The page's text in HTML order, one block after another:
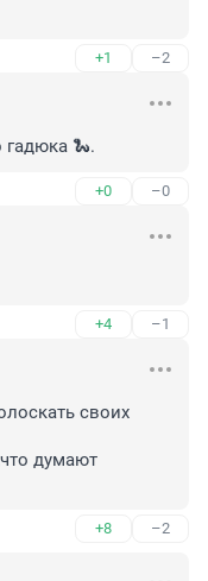
+1 –2
гадюка 🐍.
+0 –0
+4 –1
своих
думают
+8 –2